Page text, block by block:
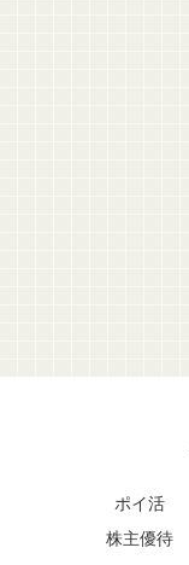
ポイ活
株主優待